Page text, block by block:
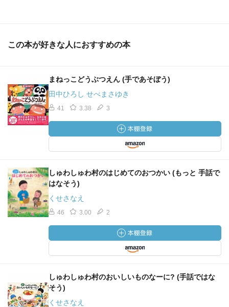
この本が好きな人におすすめの本
まねっこどうぶつえん (手であそぼう)
田中ひろし せべまさゆき
41 3.38 3
しゅわしゅわ村のはじめてのおつかい (もっと 手話で
はなそう)
くせさなえ
46 3.00 2
しゅわしゅわ村のおいしいものなーに? (手話ではな
そう)
くせさなえ